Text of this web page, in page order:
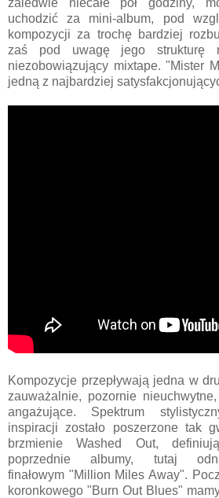
uchodzić za mini-album, pod
kompozycji za trochę bardziej
zaś pod uwagę jego strukturę
niezobowiązujący mixtape. "Mister
jedną z najbardziej
Kompozycje przepływają jedna w
zauważalnie, pozornie
angażujące. Spektrum
inspiracji zostało poszerzone tak
brzmienie Washed Out,
poprzednie albumy, tutaj
finałowym "Million Miles Away".
koronkowego "Burn Out Blues"